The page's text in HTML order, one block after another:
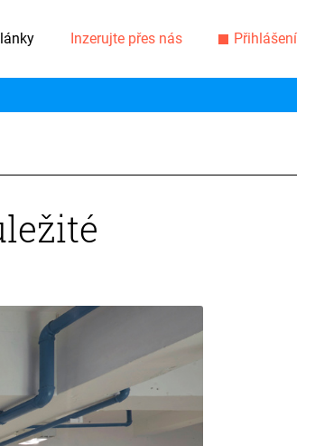
Inzerujte přes nás Přihlášení